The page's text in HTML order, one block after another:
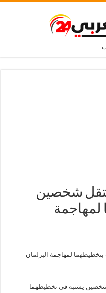
شخصين
لمهاجمة
بتخطيطهما لمهاجمة البرلمان
شخصين يشتبه في تخطيطهما